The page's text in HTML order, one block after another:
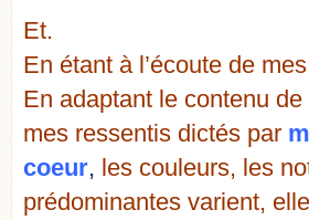
Et.
En étant à l’écoute de
En adaptant le contenu
mes ressentis dictés par
coeur, les couleurs, les
prédominantes varient,